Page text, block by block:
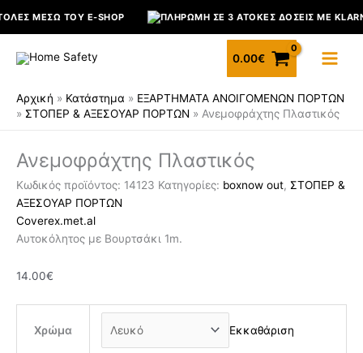
ΜΈΣΩ ΤΟΥ E-SHOP ΠΛΗΡΩΜΉ ΣΕ 3 ΆΤΟΚΕΣ ΔΌΣΕΙΣ ΜΕ
0.00€
Αρχική » Κατάστημα » ΕΞΑΡΤΗΜΑΤΑ ΑΝΟΙΓΟΜΕΝΩΝ ΠΟΡΤΩΝ
» ΣΤΟΠΕΡ & ΑΞΕΣΟΥΑΡ ΠΟΡΤΩΝ » Ανεμοφράχτης Πλαστικός
Ανεμοφράχτης Πλαστικός
Κωδικός προϊόντος: 14123 Κατηγορίες: boxnow out, ΣΤΟΠΕΡ &
ΑΞΕΣΟΥΑΡ ΠΟΡΤΩΝ
Coverex.met.al
Αυτοκόλητος με Βουρτσάκι 1m.
14.00€
Χρώμα Εκκαθάριση
Πλαστικός